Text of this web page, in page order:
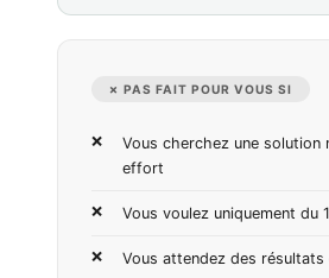
✗ PAS FAIT POUR VOUS SI
Vous cherchez une solution
effort
Vous voulez uniquement du
Vous attendez des résultats